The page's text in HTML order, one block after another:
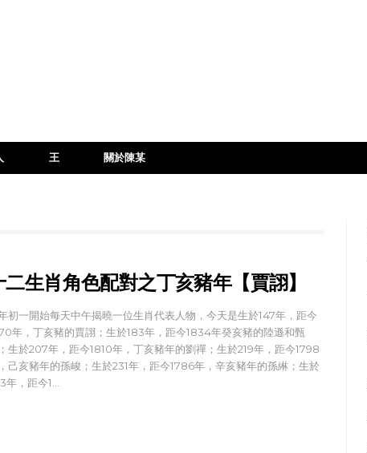
王 關於陳某
二生肖角色配對之丁亥豬年【賈詡】
初一開始每天中午揭曉一位生肖代表人物，今天是生於147年，距今
年，丁亥豬的賈詡；生於183年，距今1834年癸亥豬的陸遜和甄
生於207年，距今1810年，丁亥豬年的劉禪；生於219年，距今1798
己亥豬年的孫峻；生於231年，距今1786年，辛亥豬年的孫綝；生於
年，距今1…